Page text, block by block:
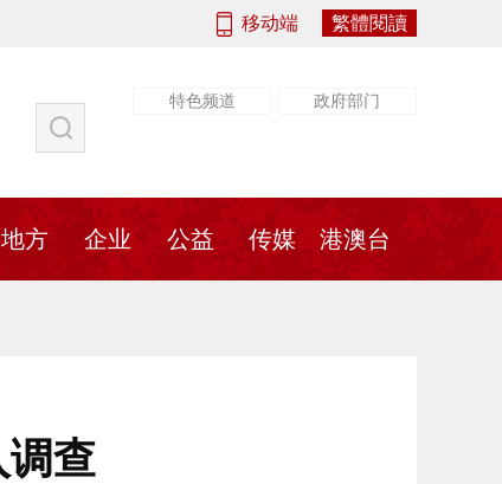
移动端 繁體閱讀
特色频道
政府部门
地方 企业 公益 传媒 港澳台
调查